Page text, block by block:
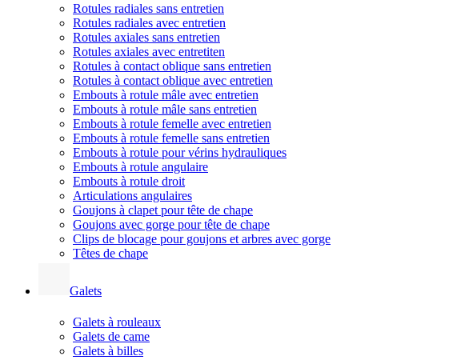
Rotules radiales sans entretien
Rotules radiales avec entretien
Rotules axiales sans entretien
Rotules axiales avec entretiten
Rotules à contact oblique sans entretien
Rotules à contact oblique avec entretien
Embouts à rotule mâle avec entretien
Embouts à rotule mâle sans entretien
Embouts à rotule femelle avec entretien
Embouts à rotule femelle sans entretien
Embouts à rotule pour vérins hydrauliques
Embouts à rotule angulaire
Embouts à rotule droit
Articulations angulaires
Goujons à clapet pour tête de chape
Goujons avec gorge pour tête de chape
Clips de blocage pour goujons et arbres avec gorge
Têtes de chape
Galets
Galets à rouleaux
Galets de came
Galets à billes